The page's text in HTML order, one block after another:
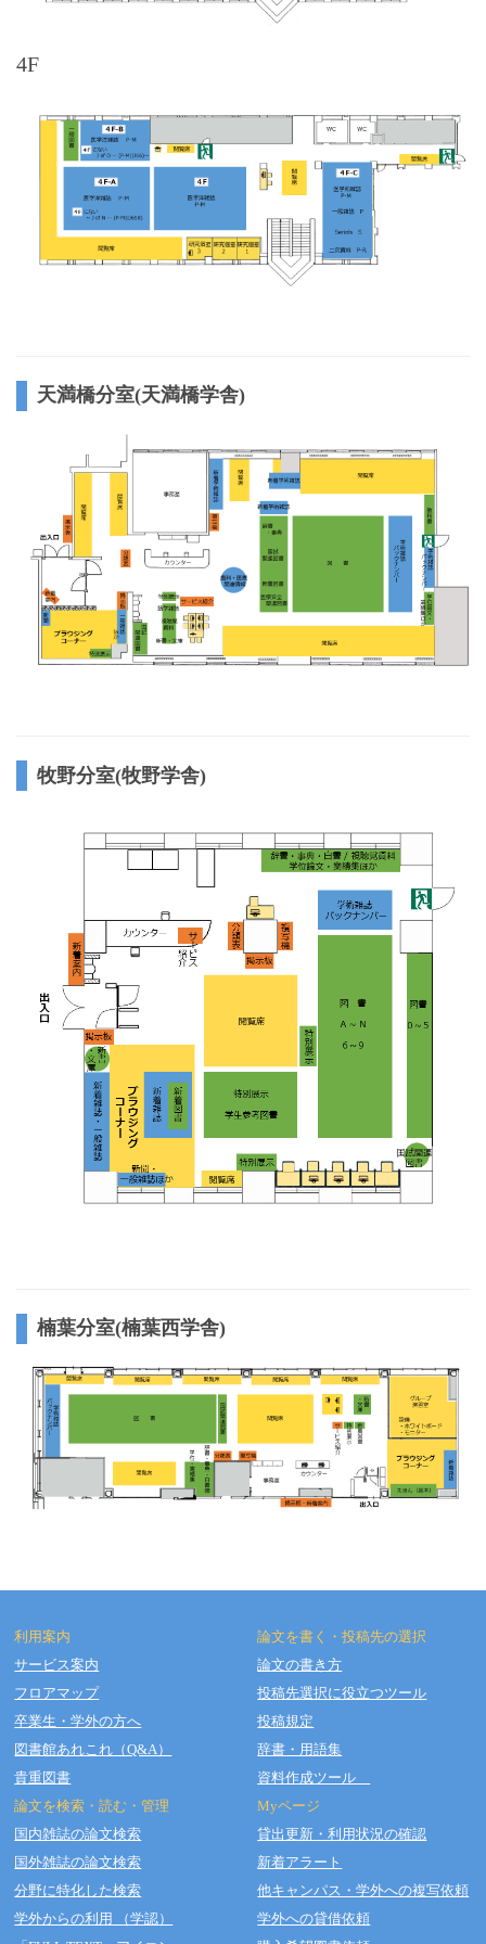
4F
天満橋分室(天満橋学舎)
牧野分室(牧野学舎)
楠葉分室(楠葉西学舎)
利用案内
サービス案内
フロアマップ
卒業生・学外の方へ
図書館あれこれ（Q&A）
貴重図書
論文を検索・読む・管理
国内雑誌の論文検索
国外雑誌の論文検索
分野に特化した検索
学外からの利用 （学認）
論文を書く・投稿先の選択
論文の書き方
投稿先選択に役立つツール
投稿規定
辞書・用語集
資料作成ツール
Myページ
貸出更新・利用状況の確認
新着アラート
他キャンパス・学外への複写依頼
学外への貸借依頼
Copyright © OSAKA DENTAL UNIVERSITY LIBRARY All Rights Reserved.